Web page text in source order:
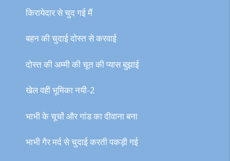
किरायेदार से चुद गई मैं
बहन की चुदाई दोस्त से करवाई
दोस्त की अम्मी की चूत की प्यास बुझाई
खेल वही भूमिका नयी-2
भाभी के चूचों और गांड का दीवाना बना
भाभी गैर मर्द से चुदाई करती पकड़ी गई